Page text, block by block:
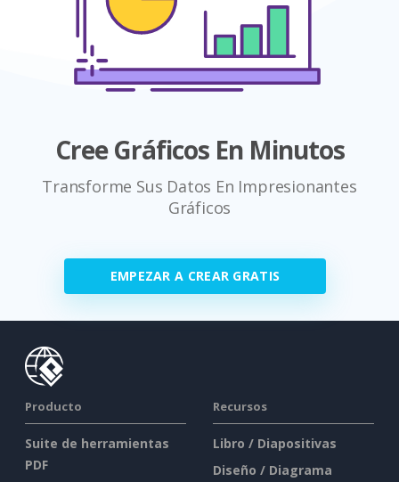
Cree Gráficos En Minutos
Transforme Sus Datos En Impresionantes
Gráficos
EMPEZAR A CREAR GRATIS
Producto
Suite de herramientas
PDF
Recursos
Libro / Diapositivas
Diseño / Diagrama